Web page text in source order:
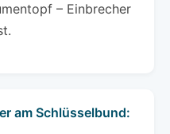
– Einbrecher
am Schlüsselbund: